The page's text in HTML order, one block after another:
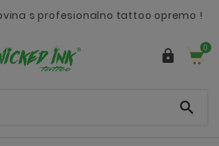
s profesionalno tattoo opremo !
 0
